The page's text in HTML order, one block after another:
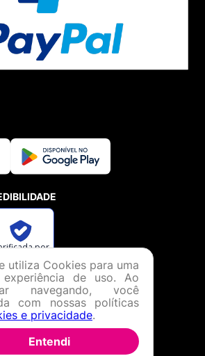
utiliza Cookies para uma
experiência de uso. Ao
navegando, você
com nossas políticas
e privacidade.
Entendi